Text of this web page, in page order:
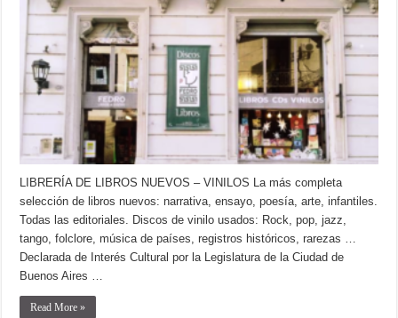
LIBRERÍA DE LIBROS NUEVOS – VINILOS La más completa
selección de libros nuevos: narrativa, ensayo, poesía, arte, infantiles.
Todas las editoriales. Discos de vinilo usados: Rock, pop, jazz,
tango, folclore, música de países, registros históricos, rarezas …
Declarada de Interés Cultural por la Legislatura de la Ciudad de
Buenos Aires …
Read More »